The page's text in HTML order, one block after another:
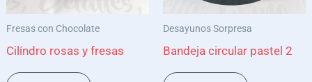
Fresas con Chocolate
Cilíndro rosas y fresas
Desayunos Sorpresa
Bandeja circular pastel 2